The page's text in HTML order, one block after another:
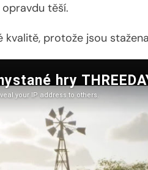
těší.
kvalitě, protože jsou